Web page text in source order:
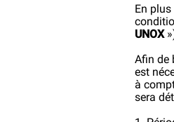
En
UNOX
Afin de
est
à
sera